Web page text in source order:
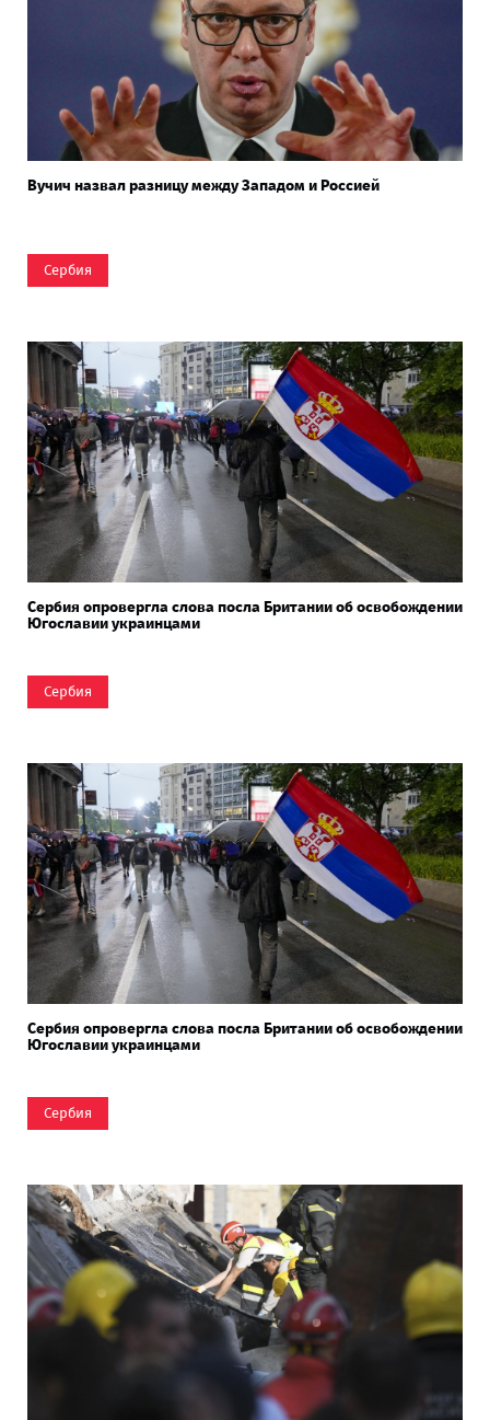
Вучич назвал разницу между Западом и Россией
Сербия
Сербия опровергла слова посла Британии об освобождении
Югославии украинцами
Сербия
Сербия опровергла слова посла Британии об освобождении
Югославии украинцами
Сербия